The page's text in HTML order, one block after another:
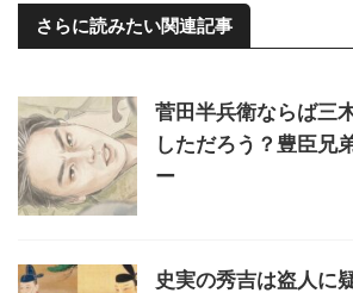
さらに読みたい関連記事
菅田半兵衛ならば三
しただろう？豊臣兄
ー
史実の秀吉は盗人に